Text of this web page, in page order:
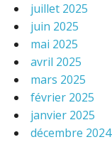
juillet 2025
juin 2025
mai 2025
avril 2025
mars 2025
février 2025
janvier 2025
décembre 2024